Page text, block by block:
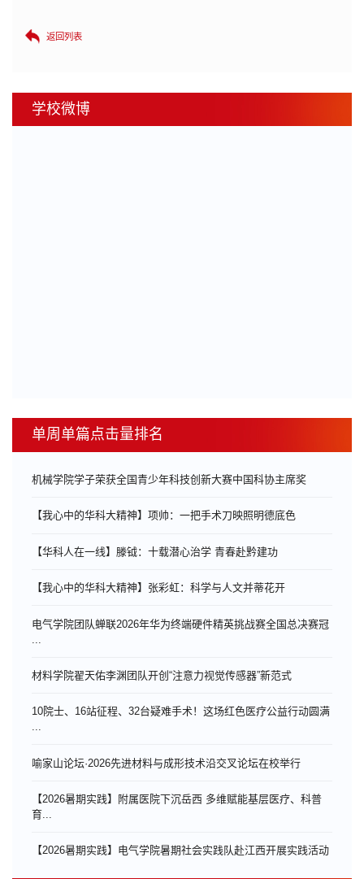
返回列表
学校微博
单周单篇点击量排名
机械学院学子荣获全国青少年科技创新大赛中国科协主席奖
【我心中的华科大精神】项帅：一把手术刀映照明德底色
【华科人在一线】滕钺：十载潜心治学 青春赴黔建功
【我心中的华科大精神】张彩虹：科学与人文并蒂花开
电气学院团队蝉联2026年华为终端硬件精英挑战赛全国总决赛冠
材料学院翟天佑李渊团队开创“注意力视觉传感器”新范式
10院士、16站征程、32台疑难手术！这场红色医疗公益行动圆满
...
喻家山论坛·2026先进材料与成形技术沿交叉论坛在校举行
【2026暑期实践】附属医院下沉岳西 多维赋能基层医疗、科普
育...
【2026暑期实践】电气学院暑期社会实践队赴江西开展实践活动